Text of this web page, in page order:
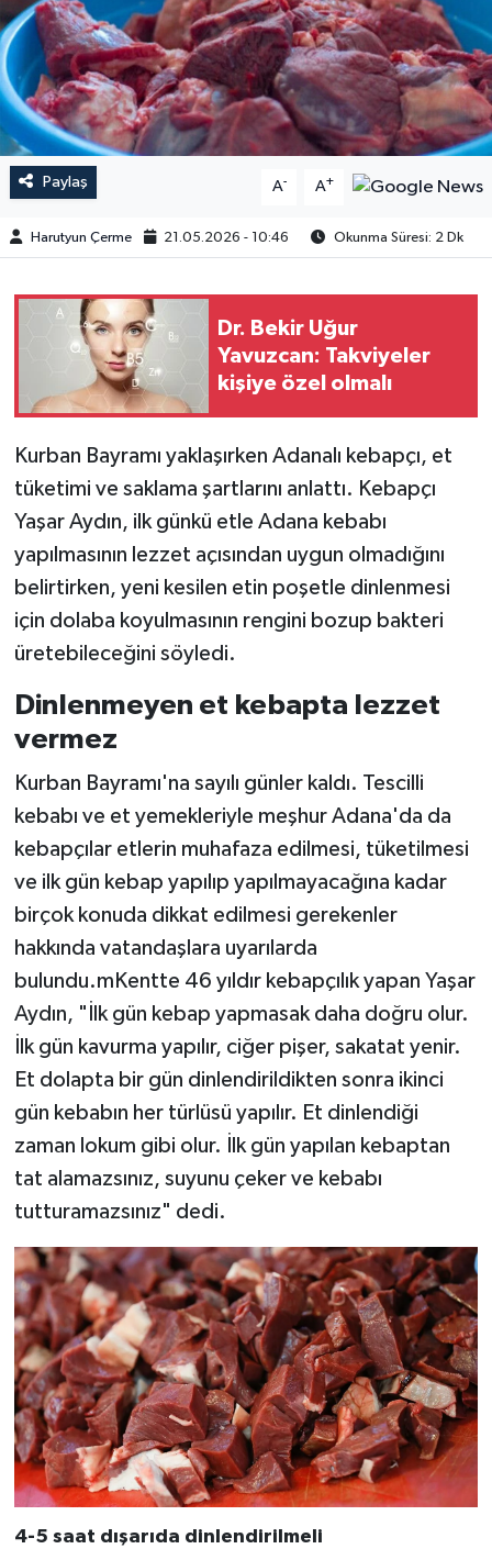
Paylaş A- A+
Harutyun Çerme 21.05.2026 - 10:46 Okunma Süresi: 2 Dk
Dr. Bekir Uğur
Yavuzcan: Takviyeler
kişiye özel olmalı
Kurban Bayramı yaklaşırken Adanalı kebapçı, et
tüketimi ve saklama şartlarını anlattı. Kebapçı
Yaşar Aydın, ilk günkü etle Adana kebabı
yapılmasının lezzet açısından uygun olmadığını
belirtirken, yeni kesilen etin poşetle dinlenmesi
için dolaba koyulmasının rengini bozup bakteri
üretebileceğini söyledi.
Dinlenmeyen et kebapta lezzet
vermez
Kurban Bayramı'na sayılı günler kaldı. Tescilli
kebabı ve et yemekleriyle meşhur Adana'da da
kebapçılar etlerin muhafaza edilmesi, tüketilmesi
ve ilk gün kebap yapılıp yapılmayacağına kadar
birçok konuda dikkat edilmesi gerekenler
hakkında vatandaşlara uyarılarda
bulundu.mKentte 46 yıldır kebapçılık yapan Yaşar
Aydın, "İlk gün kebap yapmasak daha doğru olur.
İlk gün kavurma yapılır, ciğer pişer, sakatat yenir.
Et dolapta bir gün dinlendirildikten sonra ikinci
gün kebabın her türlüsü yapılır. Et dinlendiği
zaman lokum gibi olur. İlk gün yapılan kebaptan
tat alamazsınız, suyunu çeker ve kebabı
tutturamazsınız" dedi.
4-5 saat dışarıda dinlendirilmeli